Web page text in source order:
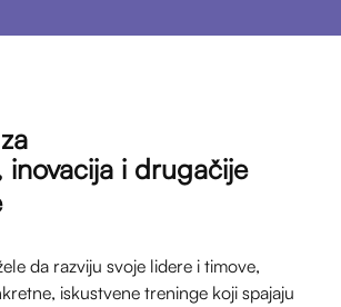
inovacija i drugačije
da razviju svoje lidere i timove,
iskustvene treninge koji spajaju